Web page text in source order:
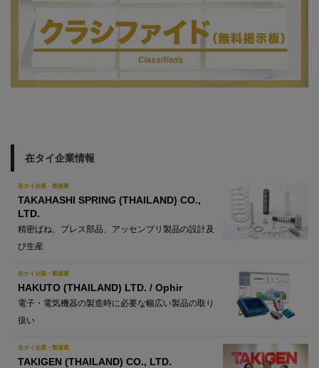
在タイ企業情報
在タイ企業・製造業
TAKAHASHI SPRING (THAILAND) CO.,
LTD.
精密ばね、プレス部品、アッセンブリ製品の設計及
び生産
在タイ企業・製造業
HAKUTO (THAILAND) LTD. / Ophir
電子・電気機器の製造時に必要な幅広い製品の取り
扱い
在タイ企業・製造業
TAKIGEN (THAILAND) CO., LTD.